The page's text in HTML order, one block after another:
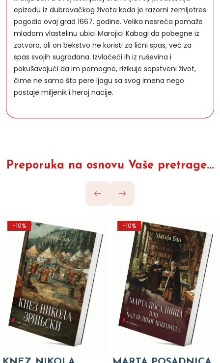
epizodu iz dubrovačkog života kada je razorni zemljotres
pogodio ovaj grad 1667. godine. Velika nesreća pomaže
mladom vlastelinu ubici Marojici Kabogi da pobegne iz
zatvora, ali on bekstvo ne koristi za lični spas, već za
spas svojih sugrađana. Izvlačeći ih iz ruševina i
pokušavajući da im pomogne, rizikuje sopstveni život,
čime ne samo što pere ljagu sa svog imena nego
postaje miljenik i heroj nacije.
Preporuka na osnovu Vaše pretrage...
-10% -10%